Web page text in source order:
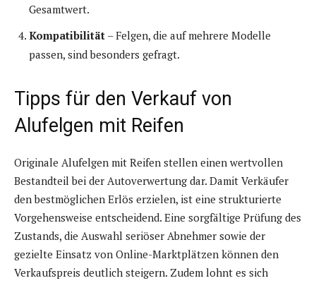
Gesamtwert.
Kompatibilität – Felgen, die auf mehrere Modelle
passen, sind besonders gefragt.
Tipps für den Verkauf von
Alufelgen mit Reifen
Originale Alufelgen mit Reifen stellen einen wertvollen
Bestandteil bei der Autoverwertung dar. Damit Verkäufer
den bestmöglichen Erlös erzielen, ist eine strukturierte
Vorgehensweise entscheidend. Eine sorgfältige Prüfung des
Zustands, die Auswahl seriöser Abnehmer sowie der
gezielte Einsatz von Online-Marktplätzen können den
Verkaufspreis deutlich steigern. Zudem lohnt es sich